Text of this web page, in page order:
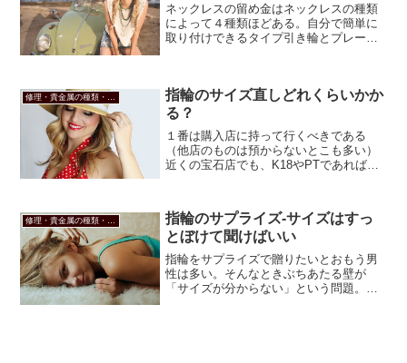
ネックレスの留め金はネックレスの種類
によって４種類ほどある。自分で簡単に
取り付けできるタイプ引き輪とプレート
修理・貴金属の種類・ジュエリーのお悩み
指輪のサイズ直しどれくらいかか
る？
１番は購入店に持って行くべきである
（他店のものは預からないとこも多い）
近くの宝石店でも、K18やPTであれば他
（K10、K9）は聞いてみないと分からな
い。※店によっても金...
修理・貴金属の種類・ジュエリーのお悩み
指輪のサプライズ-サイズはすっ
とぼけて聞けばいい
指輪をサプライズで贈りたいとおもう男
性は多い。そんなときぶちあたる壁が
「サイズが分からない」という問題。宝